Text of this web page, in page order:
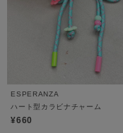
ESPERANZA
ハート型カラビナチャーム
¥660